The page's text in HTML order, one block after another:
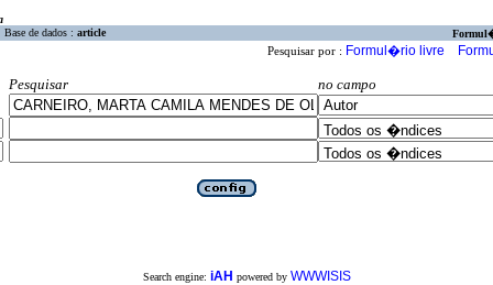
Base de dados : article
Pesquisar por : Formul�rio livre
Pesquisar
no campo
Search engine: iAH powered by WWWISIS